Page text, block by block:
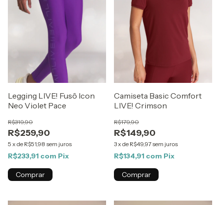
Legging LIVE! Fusô Icon
Neo Violet Pace
R$259,90
R$319,90
5 x de R$51,98 sem juros
R$233,91 com Pix
Comprar
Camiseta Basic Comfort
LIVE! Crimson
R$149,90
R$179,90
3x de R$49,97 sem juros
R$134,91 com Pix
Comprar